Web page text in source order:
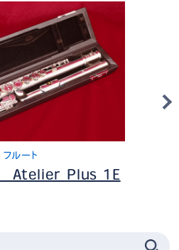
フルート
Atelier Plus 1E